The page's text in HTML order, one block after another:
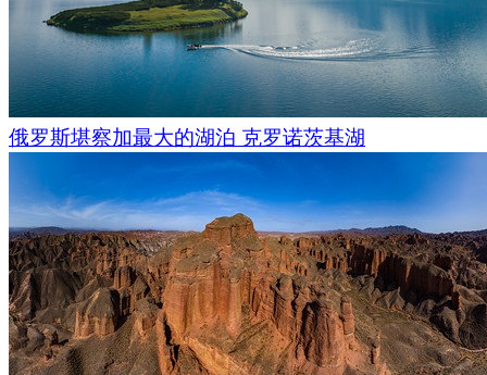
俄罗斯堪察加最大的湖泊 克罗诺茨基湖